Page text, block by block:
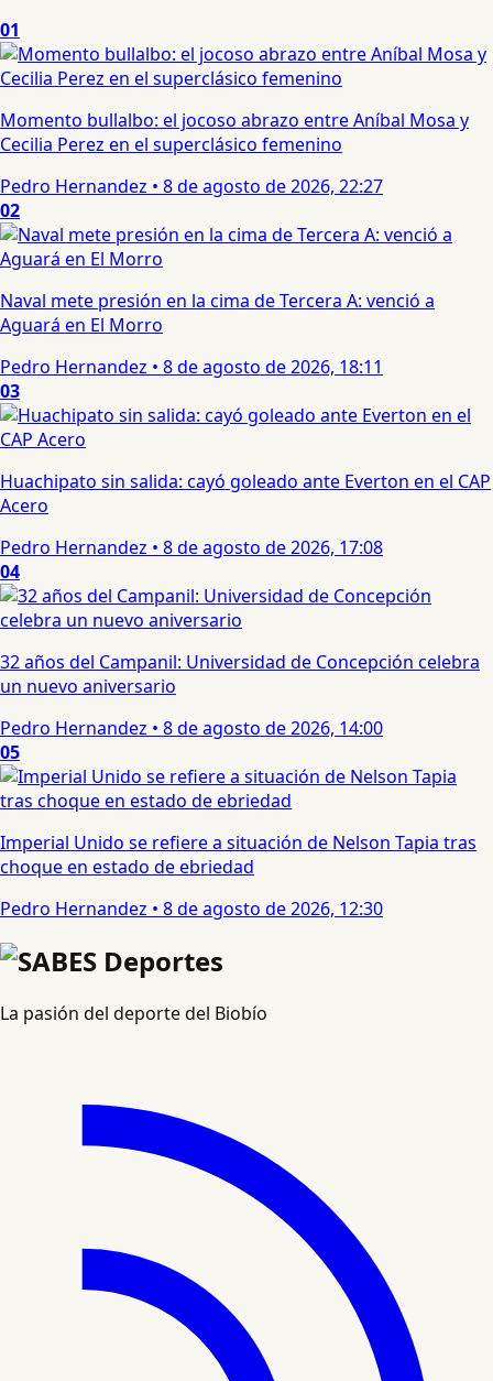
01
Momento bullalbo: el jocoso abrazo entre Aníbal Mosa y
Cecilia Perez en el superclásico femenino
Pedro Hernandez • 8 de agosto de 2026, 22:27
02
Naval mete presión en la cima de Tercera A: venció a
Aguará en El Morro
Pedro Hernandez • 8 de agosto de 2026, 18:11
03
Huachipato sin salida: cayó goleado ante Everton en el CAP
Acero
Pedro Hernandez • 8 de agosto de 2026, 17:08
04
32 años del Campanil: Universidad de Concepción celebra
un nuevo aniversario
Pedro Hernandez • 8 de agosto de 2026, 14:00
05
Imperial Unido se refiere a situación de Nelson Tapia tras
choque en estado de ebriedad
Pedro Hernandez • 8 de agosto de 2026, 12:30
La pasión del deporte del Biobío